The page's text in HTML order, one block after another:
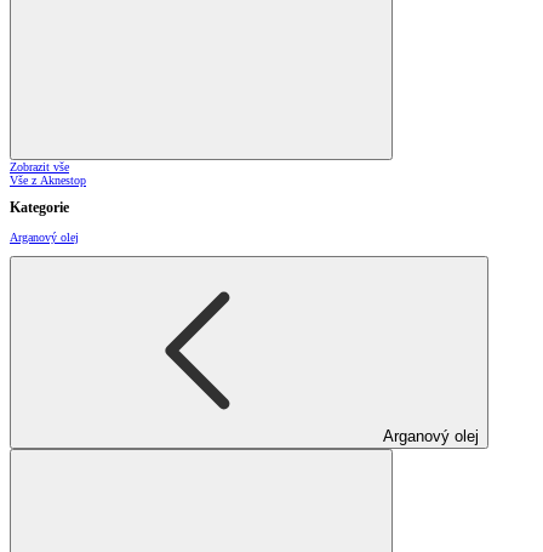
Zobrazit vše
Vše z Aknestop
Kategorie
Arganový olej
Arganový olej